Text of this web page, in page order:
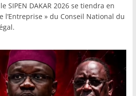
SIPEN DAKAR 2026 se tiendra en
l’Entreprise » du Conseil National du